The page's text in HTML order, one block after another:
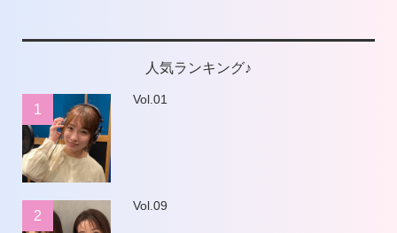
人気ランキング♪
1
Vol.01
2
Vol.09